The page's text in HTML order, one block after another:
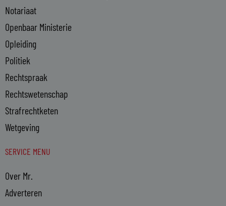
Notariaat
Openbaar Ministerie
Opleiding
Politiek
Rechtspraak
Rechtswetenschap
Strafrechtketen
Wetgeving
SERVICE MENU
Over Mr.
Adverteren